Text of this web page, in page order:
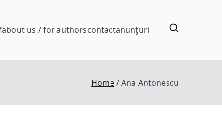
about us / for authorscontactanunţuri
Home Ana Antonescu